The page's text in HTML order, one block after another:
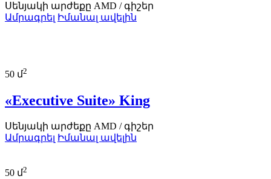
Սենյակի արժեքը AMD / գիշեր
Ամրագրել Իմանալ ավելին
50 մ2
«Executive Suite» King
Սենյակի արժեքը AMD / գիշեր
Ամրագրել Իմանալ ավելին
50 մ2